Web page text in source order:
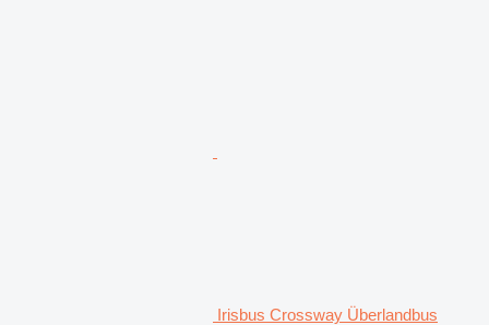
Irisbus Crossway Überlandbus